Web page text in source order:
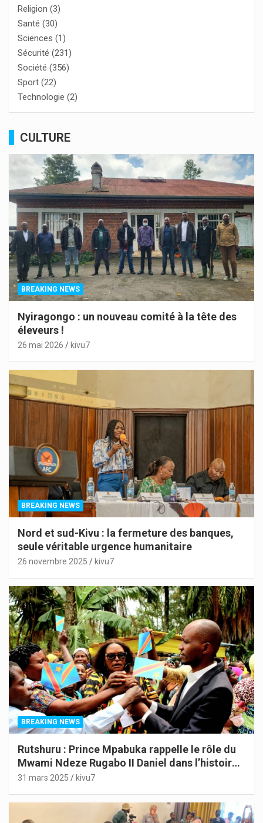
Religion (3)
Santé (30)
Sciences (1)
Sécurité (231)
Société (356)
Sport (22)
Technologie (2)
CULTURE
BREAKING NEWS
Nyiragongo : un nouveau comité à la tête des
éleveurs !
26 mai 2026 kivu7
BREAKING NEWS
Nord et sud-Kivu : la fermeture des banques,
seule véritable urgence humanitaire
26 novembre 2025 kivu7
BREAKING NEWS
Rutshuru : Prince Mpabuka rappelle le rôle du
Mwami Ndeze Rugabo II Daniel dans l’histoire
de l’Indépendance du Congo
31 mars 2025 kivu7